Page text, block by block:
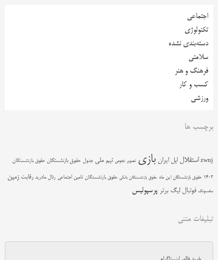
اجتماعی
تکنولوژی
دسته‌بندی نشده
سلامتی
فرهنگ و هنر
کسب و کار
ورزشی
برچسب ها
zwnj استقلال اپل ایران بازی تصویر نجومی تیم ملی جدول حقوق بازنشستگان حقوق بازنشستگان
1402 حقوق بازنشستگان این ماه حقوق بازنشستگان بانکی حقوق بازنشستگان تامین اجتماعی رئال مادرید رقابت زمین
سامسونگ فوتبال لیگ برتر پرسپولیس
تبلیغات متنی